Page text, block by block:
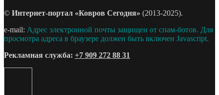
© Интернет-портал «Ковров Сегодня» (2013-2025).
e-mail: Адрес электронной почты защищен от спам-ботов. Для
просмотра адреса в браузере должен быть включен Javascript.
Рекламная служба: +7 909 272 88 31